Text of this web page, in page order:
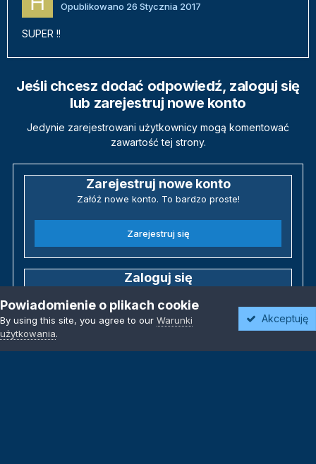
Opublikowano 26 Stycznia 2017
SUPER !!
Jeśli chcesz dodać odpowiedź, zaloguj się
lub zarejestruj nowe konto
Jedynie zarejestrowani użytkownicy mogą komentować
zawartość tej strony.
Zarejestruj nowe konto
Załóż nowe konto. To bardzo proste!
Zarejestruj się
Zaloguj się
Zaloguj się
Powiadomienie o plikach cookie
By using this site, you agree to our Warunki
użytkowania.
Akceptuję